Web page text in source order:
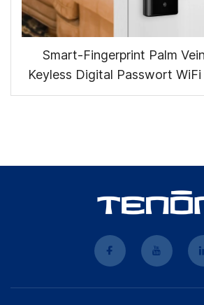
Smart-Fingerprint Palm
Keyless Digital Passwort